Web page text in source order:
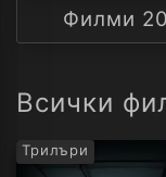
Филми
Всички
Трилъри